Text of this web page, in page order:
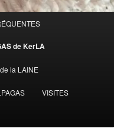
de KerLA
la LAINE
VISITES